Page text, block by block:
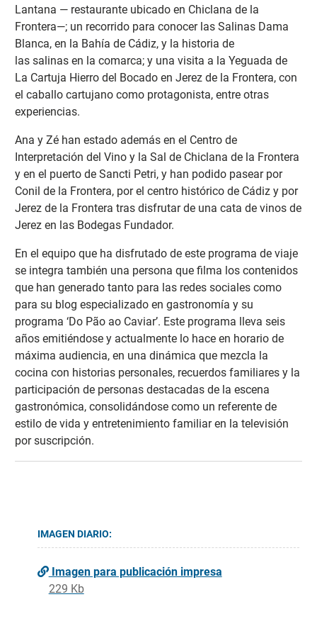
Lantana — restaurante ubicado en Chiclana de la
Frontera—; un recorrido para conocer las Salinas Dama
Blanca, en la Bahía de Cádiz, y la historia de
las salinas en la comarca; y una visita a la Yeguada de
La Cartuja Hierro del Bocado en Jerez de la Frontera, con
el caballo cartujano como protagonista, entre otras
experiencias.
Ana y Zé han estado además en el Centro de
Interpretación del Vino y la Sal de Chiclana de la Frontera
y en el puerto de Sancti Petri, y han podido pasear por
Conil de la Frontera, por el centro histórico de Cádiz y por
Jerez de la Frontera tras disfrutar de una cata de vinos de
Jerez en las Bodegas Fundador.
En el equipo que ha disfrutado de este programa de viaje
se integra también una persona que filma los contenidos
que han generado tanto para las redes sociales como
para su blog especializado en gastronomía y su
programa ‘Do Pão ao Caviar’. Este programa lleva seis
años emitiéndose y actualmente lo hace en horario de
máxima audiencia, en una dinámica que mezcla la
cocina con historias personales, recuerdos familiares y la
participación de personas destacadas de la escena
gastronómica, consolidándose como un referente de
estilo de vida y entretenimiento familiar en la televisión
por suscripción.
IMAGEN DIARIO:
Imagen para publicación impresa
229 Kb